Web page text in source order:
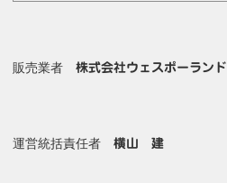
販売業者株式会社ウェスポーランド
運営統括責任者横山 建